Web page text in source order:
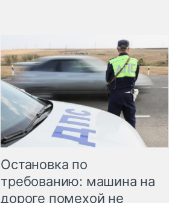
Остановка по
требованию: машина на
дороге помехой не